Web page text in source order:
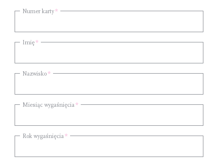
Numer karty
Imię
Nazwisko
Miesiąc wygaśnięcia
Rok wygaśnięcia